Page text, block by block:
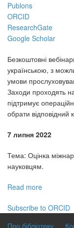
Publons
ORCID
ResearchGate
Google Scholar
Безкоштовні
українською, з
умови
Заходи проходять
підтримує
обрати
7 липня 2022
Тема: Оцінка
науковцям.
Read more
Clarivate
Subscribe to ORCID
Про бібліотеку